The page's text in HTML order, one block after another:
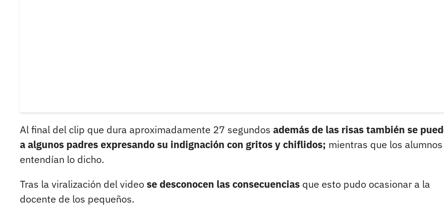
Al final del clip que dura aproximadamente 27 segundos además de las risas también se
a algunos padres expresando su indignación con gritos y chiflidos; mientras que los
entendían lo dicho.
Tras la viralización del videose desconocen las consecuencias que esto pudo ocasionar a la
docente de los pequeños.